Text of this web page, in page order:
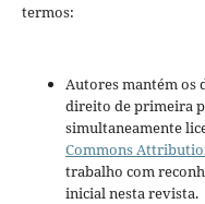
termos:
Autores mantém os
direito de primeira
simultaneamente
Commons
trabalho com
inicial nesta revista.